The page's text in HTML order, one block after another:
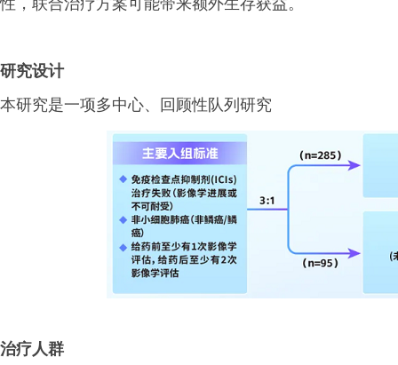
性，联合治疗方案可能带来额外生存获益。
研究设计
本研究是一项多中心、回顾性队列研究
治疗人群